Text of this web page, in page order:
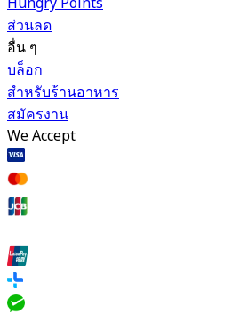
ส่วนลด
อื่น ๆ
บล็อก
สำหรับร้านอาหาร
สมัครงาน
We Accept